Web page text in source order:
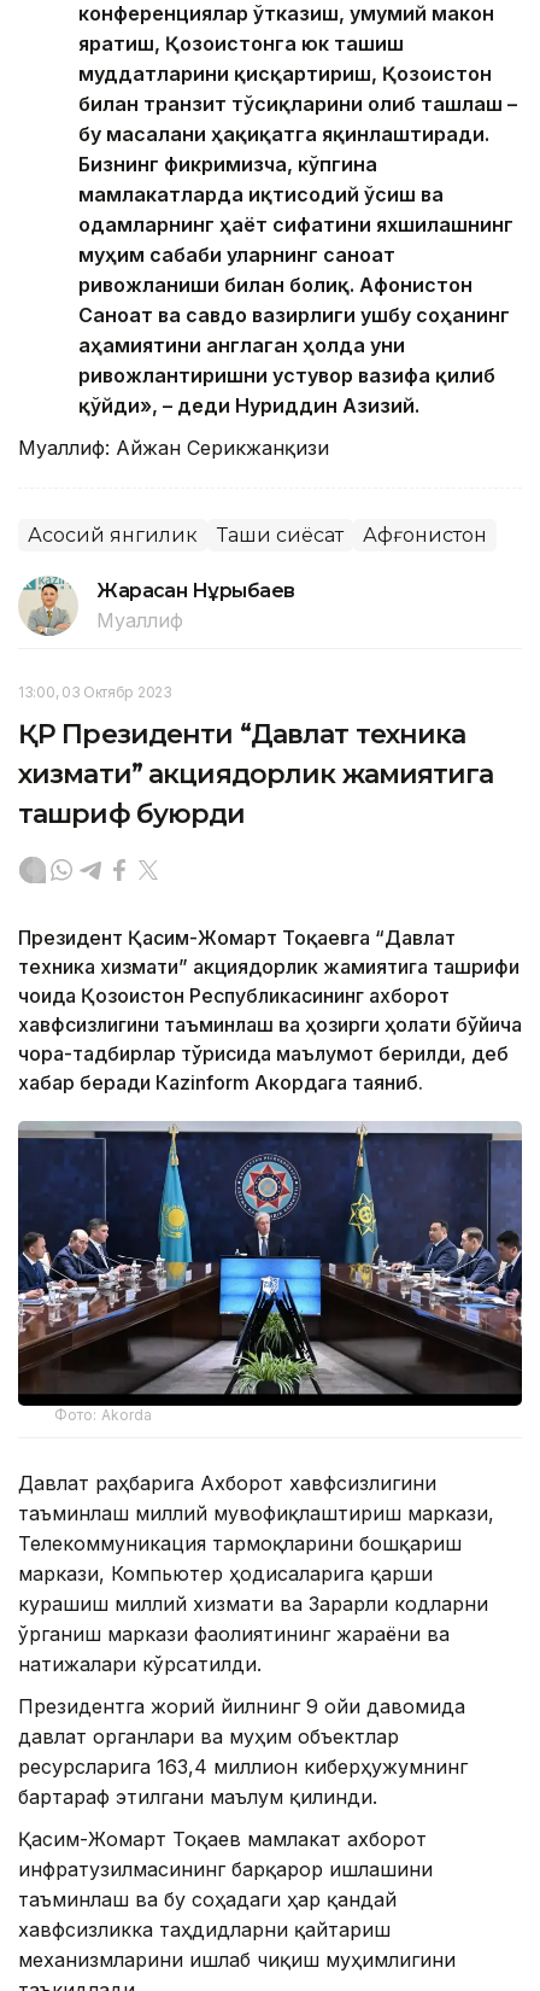
конференциялар ўтказиш, умумий макон
яратиш, Қозоғистонга юк ташиш
муддатларини қисқартириш, Қозоғистон
билан транзит тўсиқларини олиб ташлаш –
бу масалани ҳақиқатга яқинлаштиради.
Бизнинг фикримизча, кўпгина
мамлакатларда иқтисодий ўсиш ва
одамларнинг ҳаёт сифатини яхшилашнинг
муҳим сабаби уларнинг саноат
ривожланиши билан боғлиқ. Афғонистон
Саноат ва савдо вазирлиги ушбу соҳанинг
аҳамиятини англаган ҳолда уни
ривожлантиришни устувор вазифа қилиб
қўйди», – деди Нуриддин Азизий.
Муаллиф: Айжан Серикжанқизи
Асосий янгилик Ташқи сиёсат Афғонистон
Жарасқан Нұрыбаев
Муаллиф
13:00, 03 Октябр 2023
ҚР Президенти “Давлат техника
хизмати” акциядорлик жамиятига
ташриф буюрди
Президент Қасим-Жомарт Тоқаевга “Давлат
техника хизмати” акциядорлик жамиятига ташрифи
чоғида Қозоғистон Республикасининг ахборот
хавфсизлигини таъминлаш ва ҳозирги ҳолати бўйича
чора-тадбирлар тўғрисида маълумот берилди, деб
хабар беради Каzinform Акордага таяниб.
Фото: Akorda
Давлат раҳбарига Ахборот хавфсизлигини
таъминлаш миллий мувофиқлаштириш маркази,
Телекоммуникация тармоқларини бошқариш
маркази, Компьютер ҳодисаларига қарши
курашиш миллий хизмати ва Зарарли кодларни
ўрганиш маркази фаолиятининг жараёни ва
натижалари кўрсатилди.
Президентга жорий йилнинг 9 ойи давомида
давлат органлари ва муҳим объектлар
ресурсларига 163,4 миллион киберҳужумнинг
бартараф этилгани маълум қилинди.
Қасим-Жомарт Тоқаев мамлакат ахборот
инфратузилмасининг барқарор ишлашини
таъминлаш ва бу соҳадаги ҳар қандай
хавфсизликка таҳдидларни қайтариш
механизмларини ишлаб чиқиш муҳимлигини